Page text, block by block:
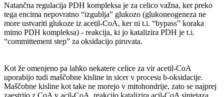
Natančna regulacija PDH kompleksa je za celico važna, ker preko
tega encima nepovratno “izgublja” glukozo (glukoneogeneza ne
more ustvariti glukoze iz acetil-CoA, ker ni t.i. “bypass” koraka
mimo PDH kompleksa) - reakcija, ki jo katalizira PDH je t.i.
“committement step” za oksidacijo piruvata.
Kot že omenjeno pa lahko nekatere celice za vir acetil-CoA
uporabijo tudi maščobne kisline in sicer v procesu b-oksidacije.
Maščobne kisline kot take ne morejo v mitohondrije, zato se najprej
zaestrijo z CoA v acil-CoA, reakcijo katalizira acil-CoA sintetaza.